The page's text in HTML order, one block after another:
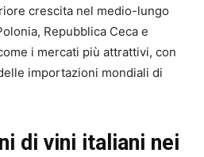
crescita nel medio-lungo
Repubblica Ceca e
i mercati più attrattivi, con
importazioni mondiali di
di vini italiani nei